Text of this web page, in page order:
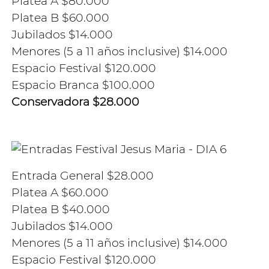
Platea B $60.000
Jubilados $14.000
Menores (5 a 11 años inclusive) $14.000
Espacio Festival $120.000
Espacio Branca $100.000
Conservadora $28.000
Entrada General $28.000
Platea A $60.000
Platea B $40.000
Jubilados $14.000
Menores (5 a 11 años inclusive) $14.000
Espacio Festival $120.000